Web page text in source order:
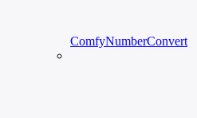
ComfyNumberConvert